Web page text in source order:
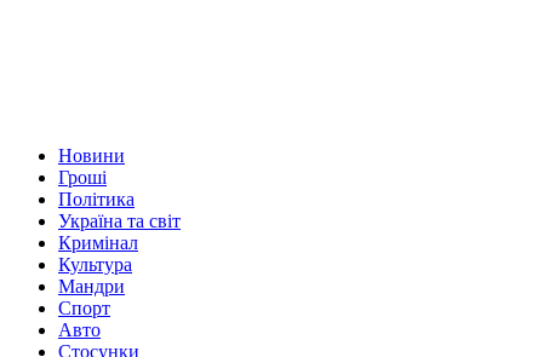
Новини
Гроші
Політика
Україна та світ
Кримінал
Культура
Мандри
Спорт
Авто
Стосунки